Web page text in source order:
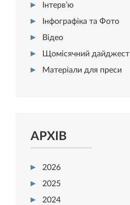
Інтерв’ю
Інфографіка та Фото
Відео
Щомісячний дайджест
Матеріали для преси
АРХІВ
2026
2025
2024